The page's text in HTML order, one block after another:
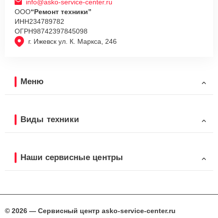
г. Ижевск ул. К. Маркса, 246
info@asko-service-center.ru
ООО“Ремонт техники”
ИНН234789782
ОГРН98742397845098
Меню
Виды техники
Наши сервисные центры
© 2026 — Сервисный центр asko-service-center.ru